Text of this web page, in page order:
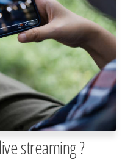
streaming ?